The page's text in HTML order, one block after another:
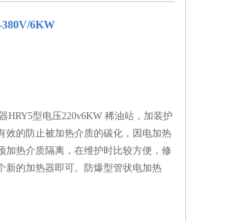
6KW
HRY5型电压220v6KW 稀油站，加装护
效的防止被加热介质的碳化，因电加热
加热介质隔离，在维护时比较方便，修
新的加热器即可。防爆型管状电加热